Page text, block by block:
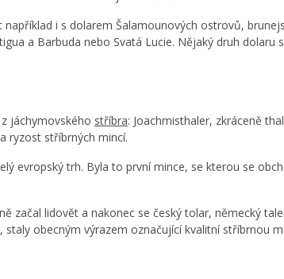
i s dolarem Šalamounových ostrovů,
a Barbuda nebo Svatá Lucie. Nějaký druh dolaru
jáchymovského stříbra: Joachmisthaler, zkráceně
ryzost stříbrných mincí.
evropský trh. Byla to první mince, se kterou se
začal lidovět a nakonec se český tolar, německý
obecným výrazem označující kvalitní stříbrnou